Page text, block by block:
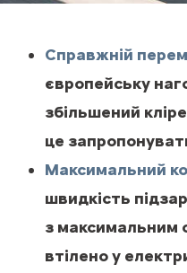
Справжній
європейську
збільшений
це
Максимальний
швидкість
з максимальним
втілено у